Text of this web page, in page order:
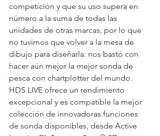
competición y que su uso supera en
número a la suma de todas las
unidades de otras marcas, por lo que
no tuvimos que volver a la mesa de
dibujo para diseñarla: nos bastó con
hacer aún mejor la mejor sonda de
pesca con chartplotter del mundo.
HDS LIVE ofrece un rendimiento
excepcional y es compatible la mejor
colección de innovadoras funciones
de sonda disponibles, desde Active